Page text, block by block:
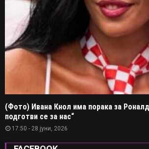
(Фото) Ивана Кнол има порака за
подготви се за нас“
17:50 - 28 јуни, 2026